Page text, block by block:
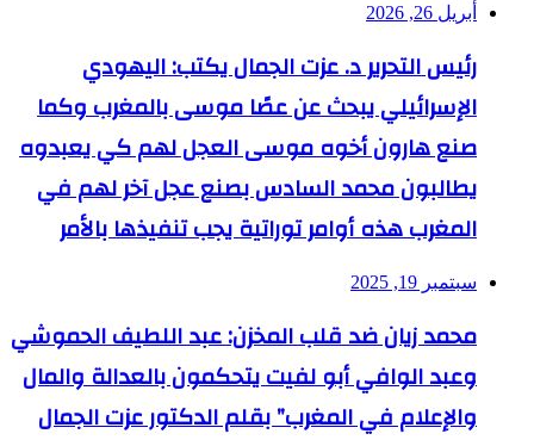
أبريل 26, 2026
رئيس التحرير د. عزت الجمال يكتب: اليهودي
الإسرائيلي يبحث عن عصًا موسى بالمغرب وكما
صنع هارون أخوه موسى العجل لهم كي يعبدوه
يطالبون محمد السادس بصنع عجل آخر لهم في
المغرب هذه أوامر توراتية يجب تنفيذها بالأمر
سبتمبر 19, 2025
محمد زيان ضد قلب المخزن: عبد اللطيف الحموشي
وعبد الوافي أبو لفيت يتحكمون بالعدالة والمال
والإعلام في المغرب” بقلم الدكتور عزت الجمال